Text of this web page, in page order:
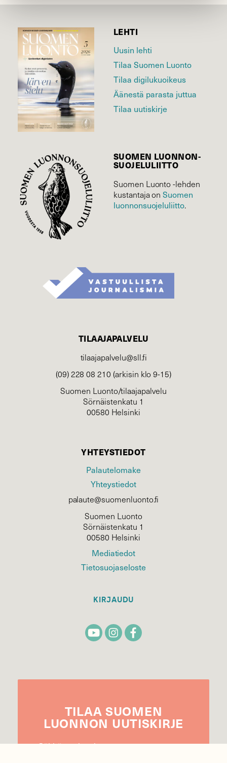
LEHTI
Uusin lehti
Tilaa Suomen Luonto
Tilaa digilukuoikeus
Äänestä parasta juttua
Tilaa uutiskirje
SUOMEN LUONNON­
SUOJELU­LIITTO
Suomen Luonto -lehden
kustantaja onSuomen
luonnonsuojelu­liitto.
TILAAJAPALVELU
tilaajapalvelu@sll.fi
(09) 228 08 210 (arkisin klo 9-15)
Suomen Luonto/tilaajapalvelu
Sörnäistenkatu 1
00580 Helsinki
YHTEYSTIEDOT
Palautelomake
Yhteystiedot
palaute@suomenluonto.fi
Suomen Luonto
Sörnäistenkatu 1
00580 Helsinki
Mediatiedot
Tietosuojaseloste
KIRJAUDU
TILAA SUOMEN
LUONNON UUTIS­KIRJE
Sähköpostiosoite